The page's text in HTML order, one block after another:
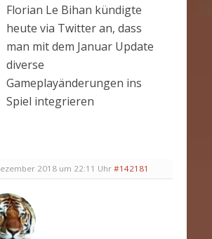
Florian Le Bihan kündigte
heute via Twitter an, dass
man mit dem Januar Update
diverse
Gameplayänderungen ins
Spiel integrieren
2018 um 22:11 Uhr #142181